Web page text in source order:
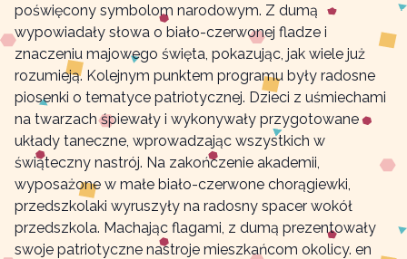
poświęcony symbolom narodowym. Z dumą
wypowiadały słowa o biało-czerwonej fladze i
znaczeniu majowego święta, pokazując, jak wiele już
rozumieją. Kolejnym punktem programu były radosne
piosenki o tematyce patriotycznej. Dzieci z uśmiechami
na twarzach śpiewały i wykonywały przygotowane
układy taneczne, wprowadzając wszystkich w
świąteczny nastrój. Na zakończenie akademii,
wyposażone w małe biało-czerwone chorągiewki,
przedszkolaki wyruszyły na radosny spacer wokół
przedszkola. Machając flagami, z dumą prezentowały
swoje patriotyczne nastroje mieszkańcom okolicy. en